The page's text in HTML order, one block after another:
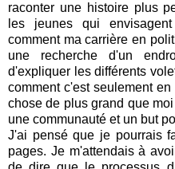
raconter une histoire plus
les jeunes qui
comment ma carrière en
une recherche d'un
d'expliquer les différents
comment c'est seulement
chose de plus grand que
une communauté et un but
J'ai pensé que je pourrais
pages. Je m'attendais à